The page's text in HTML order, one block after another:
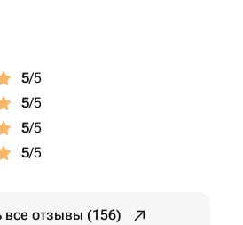
5/5
5/5
5/5
5/5
все отзывы (156)